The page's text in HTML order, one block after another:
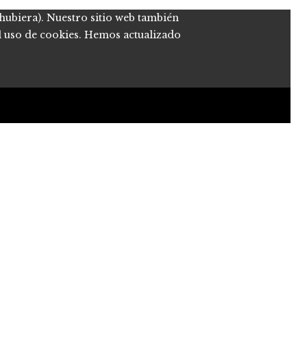
Nuestro sitio web también
de cookies. Hemos actualizado